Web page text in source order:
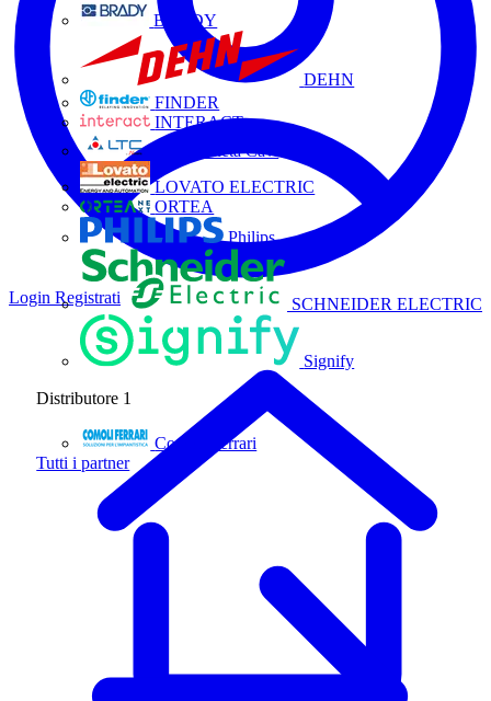
BRADY
DEHN
FINDER
INTERACT
La Triveneta Cavi
LOVATO ELECTRIC
ORTEA
Philips
SCHNEIDER ELECTRIC
Signify
Distributore 1
Comoli Ferrari
Tutti i partner
Login Registrati